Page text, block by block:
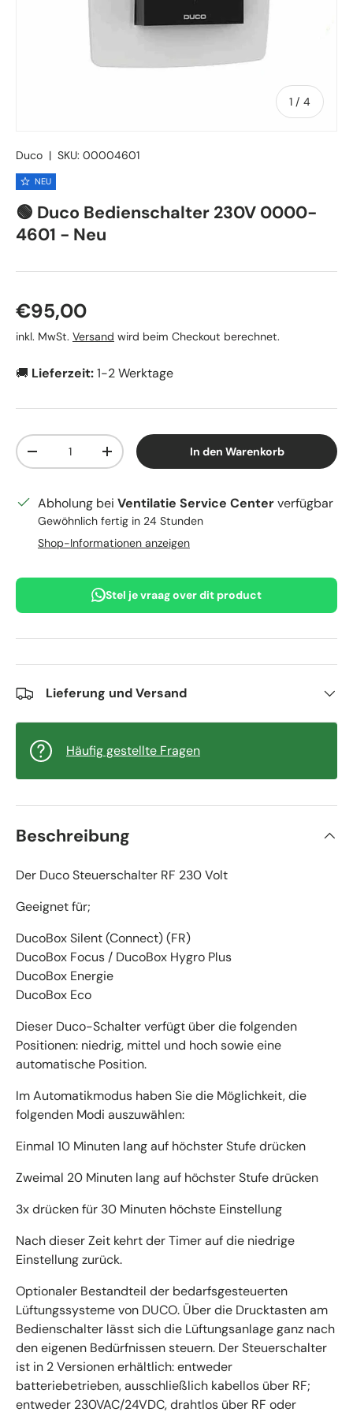
1 / von
4
Duco | SKU: 00004601
NEU
🟢 Duco Bedienschalter 230V 0000-
4601 - Neu
Normaler Preis
€95,00
inkl. MwSt. Versand wird beim Checkout berechnet.
🚚 Lieferzeit:1-2 Werktage
Anzahl
Menge verringernMenge erhöhen In den Warenkorb
Abholung bei Ventilatie Service Centerverfügbar
Gewöhnlich fertig in 24 Stunden
Shop-Informationen anzeigen
Stel je vraag over dit product
Lieferung und Versand
Häufig gestellte Fragen
Beschreibung
Der Duco Steuerschalter RF 230 Volt
Geeignet für;
DucoBox Silent (Connect) (FR)
DucoBox Focus / DucoBox Hygro Plus
DucoBox Energie
DucoBox Eco
Dieser Duco-Schalter verfügt über die folgenden
Positionen: niedrig, mittel und hoch sowie eine
automatische Position.
Im Automatikmodus haben Sie die Möglichkeit, die
folgenden Modi auszuwählen:
Einmal 10 Minuten lang auf höchster Stufe drücken
Zweimal 20 Minuten lang auf höchster Stufe drücken
3x drücken für 30 Minuten höchste Einstellung
Nach dieser Zeit kehrt der Timer auf die niedrige
Einstellung zurück.
Optionaler Bestandteil der bedarfsgesteuerten
Lüftungssysteme von DUCO. Über die Drucktasten am
Bedienschalter lässt sich die Lüftungsanlage ganz nach
den eigenen Bedürfnissen steuern. Der Steuerschalter
ist in 2 Versionen erhältlich: entweder
batteriebetrieben, ausschließlich kabellos über RF;
entweder 230VAC/24VDC, drahtlos über RF oder